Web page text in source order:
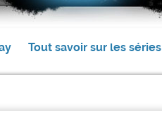
Tout savoir sur les séries